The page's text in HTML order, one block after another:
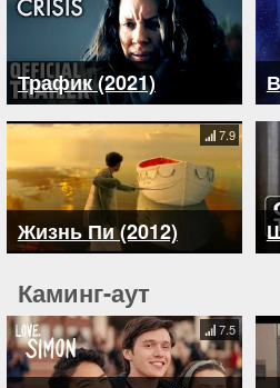
Трафик (2021)
Жизнь Пи (2012)
7.9
Каминг-аут
7.5